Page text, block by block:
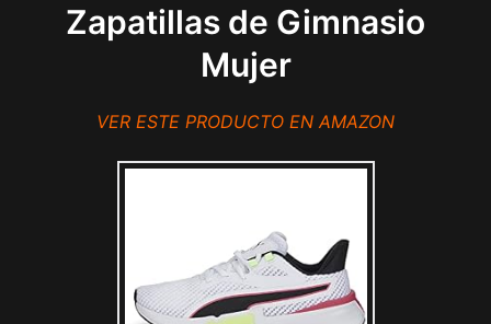
Zapatillas de Gimnasio
Mujer
VER ESTE PRODUCTO EN AMAZON